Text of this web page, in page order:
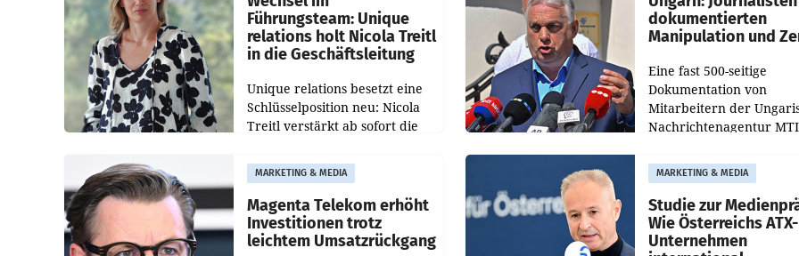
Führungsteam: Unique
relations holt Nicola Treitl
in die Geschäftsleitung
Unique relations besetzt eine
Schlüsselposition neu: Nicola
Treitl verstärkt ab sofort die
PR-Agentur an der Seite von
Josef Kalina und Anna Kalina-
Mahr.
dokumentierten
Manipulation und
Eine fast 500-seitige
Dokumentation von
Mitarbeitern der
Nachrichtenagentur
Manipulation und
der Agentur während
MARKETING & MEDIA
Magenta Telekom erhöht
Investitionen trotz
leichtem Umsatzrückgang
MARKETING & MEDIA
Studie zur
Wie Österreichs ATX-
Unternehmen